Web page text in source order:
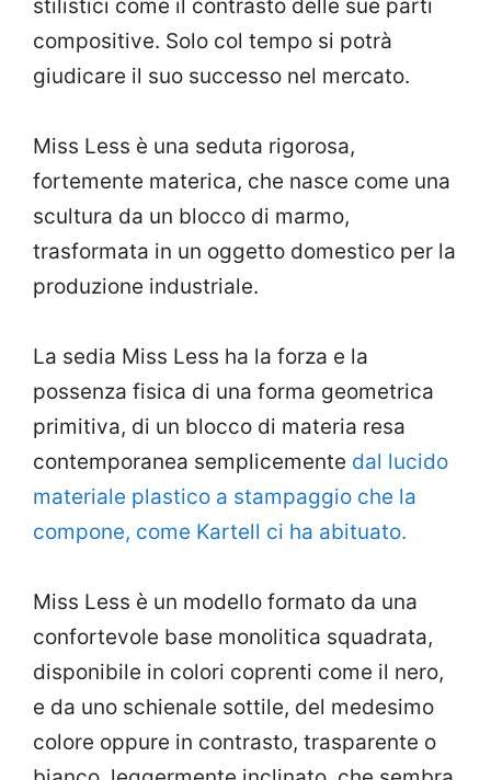
stilistici come il contrasto delle sue parti
compositive. Solo col tempo si potrà
giudicare il suo successo nel mercato.
Miss Less è una seduta rigorosa,
fortemente materica, che nasce come una
scultura da un blocco di marmo,
trasformata in un oggetto domestico per la
produzione industriale.
La sedia Miss Less ha la forza e la
possenza fisica di una forma geometrica
primitiva, di un blocco di materia resa
contemporanea semplicemente dal lucido
materiale plastico a stampaggio che la
compone, come Kartell ci ha abituato.
Miss Less è un modello formato da una
confortevole base monolitica squadrata,
disponibile in colori coprenti come il nero,
e da uno schienale sottile, del medesimo
colore oppure in contrasto, trasparente o